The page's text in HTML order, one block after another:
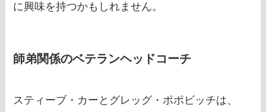
に興味を持つかもしれません。
師弟関係のベテランヘッドコーチ
スティーブ・カーとグレッグ・ポポビッチは、